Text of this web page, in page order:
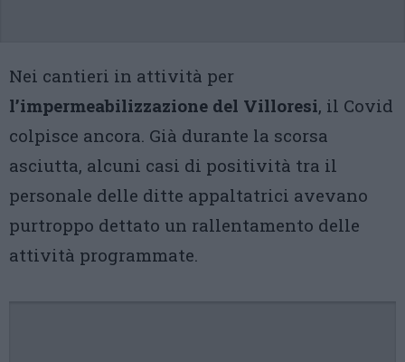
Nei cantieri in attività per
l’impermeabilizzazione del Villoresi, il Covid
colpisce ancora. Già durante la scorsa
asciutta, alcuni casi di positività tra il
personale delle ditte appaltatrici avevano
purtroppo dettato un rallentamento delle
attività programmate.